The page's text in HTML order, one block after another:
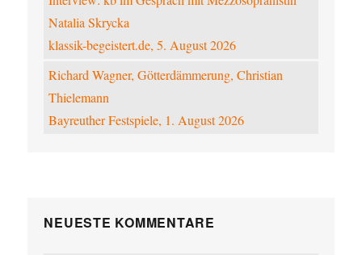
Natalia Skrycka
klassik-begeistert.de, 5. August 2026
Richard Wagner, Götterdämmerung, Christian
Thielemann
Bayreuther Festspiele, 1. August 2026
NEUESTE KOMMENTARE